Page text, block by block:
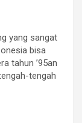
bisa
tahun ’95an
tengah